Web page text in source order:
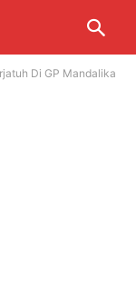
Di GP Mandalika